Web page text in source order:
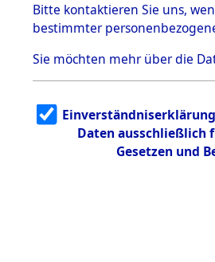
1.2.9.2
Effekten aus
dem KZ
Bayerisches
1.2.9.3
Effekten aus
dem KZ
Neuengamm
Bitte kontaktieren Sie uns,
bestimmter
Sie möchten mehr über die
Daten ausschließlich
Gesetzen und